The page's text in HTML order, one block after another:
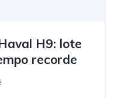
H9: lote
recorde